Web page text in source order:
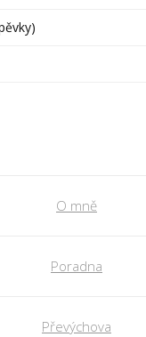
O mně
Poradna
Převýchova